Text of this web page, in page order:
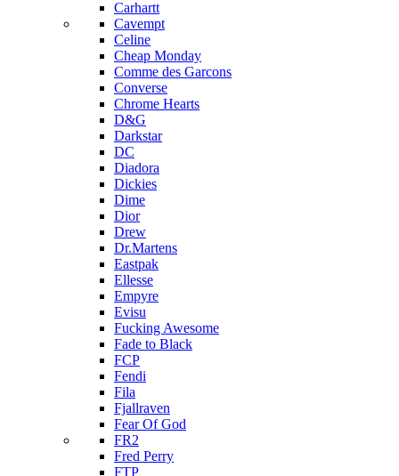
Carhartt
Cavempt
Celine
Cheap Monday
Comme des Garcons
Converse
Chrome Hearts
D&G
Darkstar
DC
Diadora
Dickies
Dime
Dior
Drew
Dr.Martens
Eastpak
Ellesse
Empyre
Evisu
Fucking Awesome
Fade to Black
FCP
Fendi
Fila
Fjallraven
Fear Of God
FR2
Fred Perry
FTP